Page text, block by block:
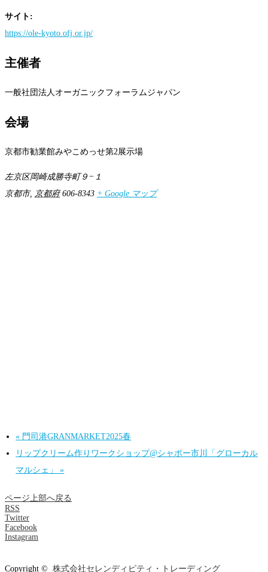
サイト:
https://ole-kyoto.ofj.or.jp/
主催者
一般社団法人オーガニックフォーラムジャパン
会場
京都市勧業館みやこめっせ第2展示場
左京区岡崎成勝寺町９−１
京都市, 京都府 606-8343 + Google マップ
« 門司港GRANMARKET2025春
リップクリーム作りワークショップ@シャポー市川「グローカル
マルシェ」»
ページ上部へ戻る
RSS
Twitter
Facebook
Instagram
Copyright © 株式会社セレンディピティ・トレーディング